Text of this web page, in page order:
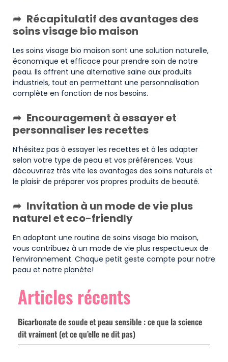
Récapitulatif des avantages des
soins visage bio maison
Les soins visage bio maison sont une solution naturelle,
économique et efficace pour prendre soin de notre
peau. Ils offrent une alternative saine aux produits
industriels, tout en permettant une personnalisation
complète en fonction de nos besoins.
Encouragement à essayer et
personnaliser les recettes
N’hésitez pas à essayer les recettes et à les adapter
selon votre type de peau et vos préférences. Vous
découvrirez très vite les avantages des soins naturels et
le plaisir de préparer vos propres produits de beauté.
Invitation à un mode de vie plus
naturel et eco-friendly
En adoptant une routine de soins visage bio maison,
vous contribuez à un mode de vie plus respectueux de
l’environnement. Chaque petit geste compte pour notre
peau et notre planète!
Articles récents
Bicarbonate de soude et peau sensible : ce que la science
dit vraiment (et ce qu’elle ne dit pas)